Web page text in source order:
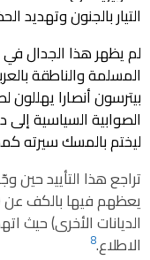
التيار بالجنون وتهديد
لم يظهر هذا الجدال
المسلمة والناطقة
بيترسون أنصارا
الصوابية السياسية
ليختم بالمسك سيرته
تراجع هذا التأييد
يعظهم فيها بالكف عن
الديانات الأخرى) حيث
الاطلاع.8